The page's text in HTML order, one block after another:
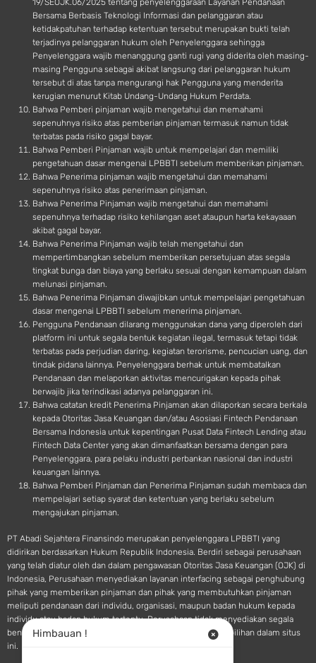
19/SEOJK.06/2025 tentang penyelenggaraan Layanan Pendanaan
Bersama Berbasis Teknologi Informasi dan pelanggaran atau
ketidakpatuhan terhadap ketentuan tersebut merupakan bukti telah
terjadinya pelanggaran hukum oleh Penyelenggara sehingga
Penyelenggara wajib menanggung ganti rugi yang diderita oleh masing-
masing Pengguna sebagai akibat langsung dari pelanggaran hukum
tersebut di atas tanpa mengurangi hak Pengguna yang menderita
kerugian menurut Kitab Undang-Undang Hukum Perdata.
Bahwa Pemberi pinjaman wajib mengetahui dan memahami
sepenuhnya risiko atas pemberian pinjaman termasuk namun tidak
terbatas pada risiko gagal bayar.
Bahwa Pemberi Pinjaman wajib untuk mempelajari dan memiliki
pengetahuan dasar mengenai LPBBTI sebelum memberikan pinjaman.
Bahwa Penerima pinjaman wajib mengetahui dan memahami
sepenuhnya risiko atas penerimaan pinjaman.
Bahwa Penerima Pinjaman wajib mengetahui dan memahami
sepenuhnya terhadap risiko kehilangan aset ataupun harta kekayaaan
akibat gagal bayar.
Bahwa Penerima Pinjaman wajib telah mengetahui dan
mempertimbangkan sebelum memberikan persetujuan atas segala
tingkat bunga dan biaya yang berlaku sesuai dengan kemampuan dalam
melunasi pinjaman.
Bahwa Penerima Pinjaman diwajibkan untuk mempelajari pengetahuan
dasar mengenai LPBBTI sebelum menerima pinjaman.
Pengguna Pendanaan dilarang menggunakan dana yang diperoleh dari
platform ini untuk segala bentuk kegiatan ilegal, termasuk tetapi tidak
terbatas pada perjudian daring, kegiatan terorisme, pencucian uang, dan
tindak pidana lainnya. Penyelenggara berhak untuk membatalkan
Pendanaan dan melaporkan aktivitas mencurigakan kepada pihak
berwajib jika terindikasi adanya pelanggaran ini.
Bahwa catatan kredit Penerima Pinjaman akan dilaporkan secara berkala
kepada Otoritas Jasa Keuangan dan/atau Asosiasi Fintech Pendanaan
Bersama Indonesia untuk kepentingan Pusat Data Fintech Lending atau
Fintech Data Center yang akan dimanfaatkan bersama dengan para
Penyelenggara, para pelaku industri perbankan nasional dan industri
keuangan lainnya.
Bahwa Pemberi Pinjaman dan Penerima Pinjaman sudah membaca dan
mempelajari setiap syarat dan ketentuan yang berlaku sebelum
mengajukan pinjaman.
PT Abadi Sejahtera Finansindo merupakan penyelenggara LPBBTI yang
didirikan berdasarkan Hukum Republik Indonesia. Berdiri sebagai perusahaan
yang telah diatur oleh dan dalam pengawasan Otoritas Jasa Keuangan (OJK) di
Indonesia, Perusahaan menyediakan layanan interfacing sebagai penghubung
pihak yang memberikan pinjaman dan pihak yang membutuhkan pinjaman
meliputi pendanaan dari individu, organisasi, maupun badan hukum kepada
individu atau badan hukum tertentu. Perusahaan tidak menyediakan segala
bentuk saran atau rekomendasi pendanaan terkait pilihan-pilihan dalam situs
ini.
Himbauan !